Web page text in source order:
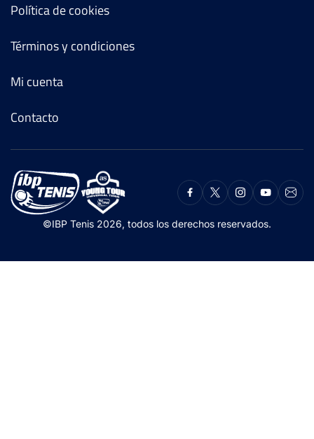
Política de cookies
Términos y condiciones
Mi cuenta
Contacto
©IBP Tenis 2026, todos los derechos reservados.